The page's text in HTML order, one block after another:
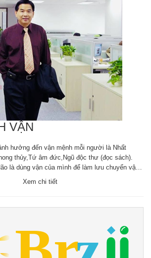
VẬN
hưởng đến vận mệnh mỗi người là Nhất
thủy,Tứ âm đức,Ngũ độc thư (đọc sách).
là dùng vận của mình để làm lưu chuyển vận
không thể thay đổi được, nhưng vận có thể thay
Xem chi tiết